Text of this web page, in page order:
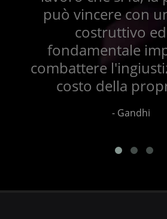
può vincere con
costruttivo
fondamentale
combattere
costo della
- Gandhi